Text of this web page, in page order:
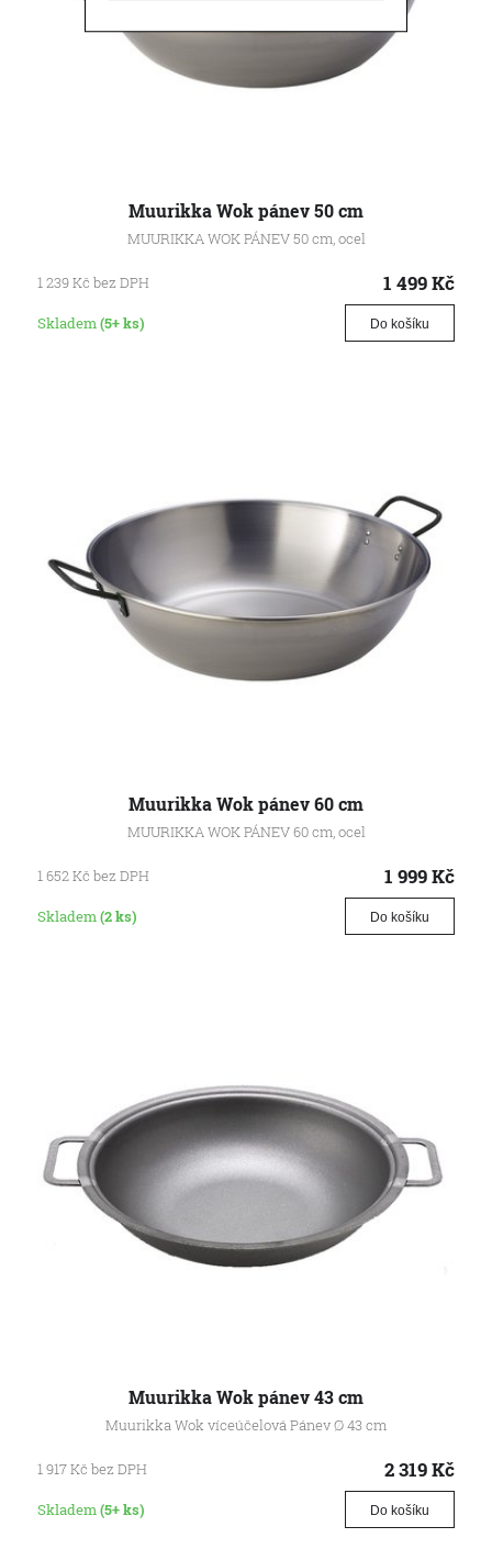
Muurikka Wok pánev 50 cm
MUURIKKA WOK PÁNEV 50 cm, ocel
1 239Kč bez DPH 1 499Kč
Skladem(5+ ks) Do košíku
Muurikka Wok pánev 60 cm
MUURIKKA WOK PÁNEV 60 cm, ocel
1 652Kč bez DPH 1 999Kč
Skladem(2 ks) Do košíku
Muurikka Wok pánev 43 cm
Muurikka Wok víceúčelová Pánev Ø 43 cm
1 917Kč bez DPH 2 319Kč
Skladem(5+ ks) Do košíku